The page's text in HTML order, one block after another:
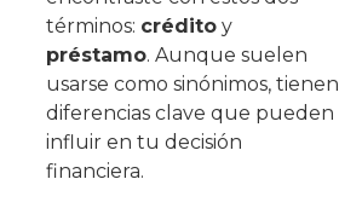
términos: crédito y
préstamo. Aunque suelen
usarse como sinónimos, tienen
diferencias clave que pueden
influir en tu decisión
financiera.